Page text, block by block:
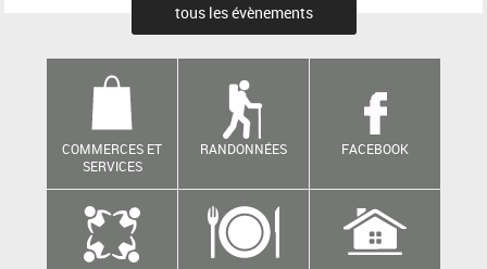
tous les évènements
COMMERCES ET
SERVICES
RANDONNÉES FACEBOOK